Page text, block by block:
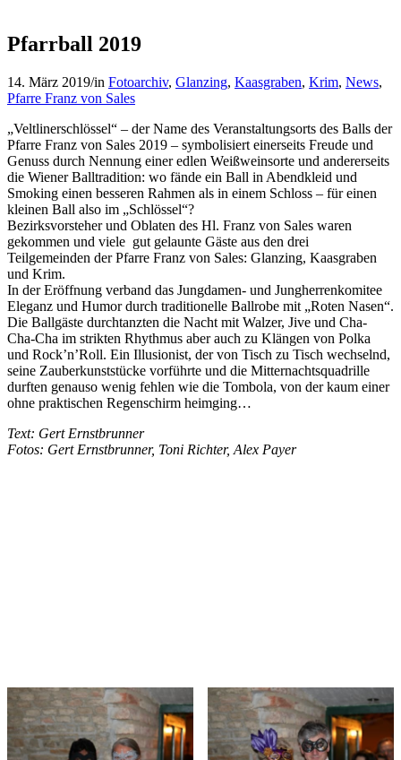
Pfarrball 2019
14. März 2019/in Fotoarchiv, Glanzing, Kaasgraben, Krim, News,
Pfarre Franz von Sales
„Veltlinerschlössel“ – der Name des Veranstaltungsorts des Balls der
Pfarre Franz von Sales 2019 – symbolisiert einerseits Freude und
Genuss durch Nennung einer edlen Weißweinsorte und andererseits
die Wiener Balltradition: wo fände ein Ball in Abendkleid und
Smoking einen besseren Rahmen als in einem Schloss – für einen
kleinen Ball also im „Schlössel“?
Bezirksvorsteher und Oblaten des Hl. Franz von Sales waren
gekommen und viele gut gelaunte Gäste aus den drei
Teilgemeinden der Pfarre Franz von Sales: Glanzing, Kaasgraben
und Krim.
In der Eröffnung verband das Jungdamen- und Jungherrenkomitee
Eleganz und Humor durch traditionelle Ballrobe mit „Roten Nasen“.
Die Ballgäste durchtanzten die Nacht mit Walzer, Jive und Cha-
Cha-Cha im strikten Rhythmus aber auch zu Klängen von Polka
und Rock’n’Roll. Ein Illusionist, der von Tisch zu Tisch wechselnd,
seine Zauberkunststücke vorführte und die Mitternachtsquadrille
durften genauso wenig fehlen wie die Tombola, von der kaum einer
ohne praktischen Regenschirm heimging…
Text: Gert Ernstbrunner
Fotos: Gert Ernstbrunner, Toni Richter, Alex Payer